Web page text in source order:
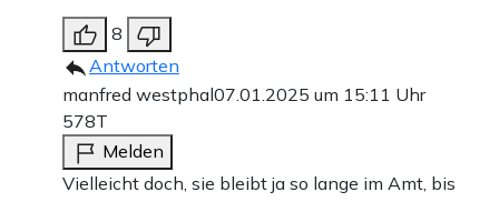
8
Antworten
manfred westphal07.01.2025 um 15:11 Uhr
578T
Melden
Vielleicht doch, sie bleibt ja so lange im Amt, bis